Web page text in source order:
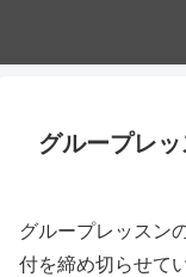
グループレ
グループレッスン
付を締め切らせて